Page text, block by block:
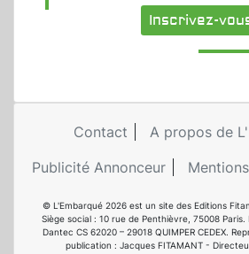
Inscrivez-
Contact
A propos de
Publicité Annonceur
© L'Embarqué 2026 est un site des Editions
Siège social : 10 rue de Penthièvre, 75008
Dantec CS 62020 – 29018 QUIMPER CEDEX.
publication : Jacques FITAMANT -